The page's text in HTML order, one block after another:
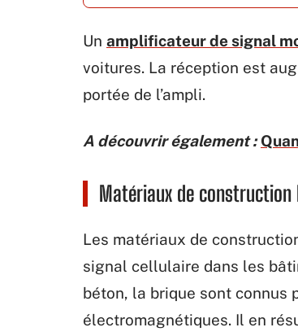
Un amplificateur de signal
voitures. La réception est
portée de l’ampli.
A découvrir également :
Matériaux de
Les matériaux de
signal cellulaire dans les
béton, la brique sont connus
électromagnétiques. Il en